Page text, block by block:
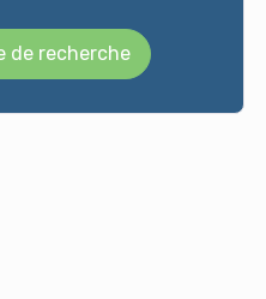
de recherche